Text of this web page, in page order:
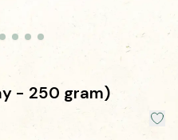
- 250 gram)